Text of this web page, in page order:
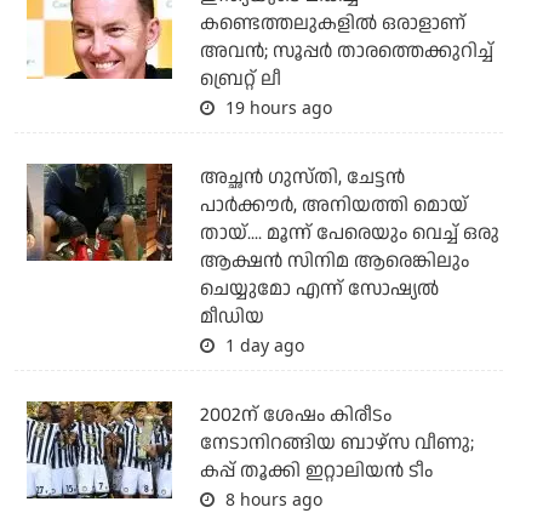
കണ്ടെത്തലുകളില്‍ ഒരാളാണ്
അവന്‍; സൂപ്പര്‍ താരത്തെക്കുറിച്ച്
ബ്രെറ്റ് ലീ
19 hours ago
അച്ഛന്‍ ഗുസ്തി, ചേട്ടന്‍
പാര്‍ക്കൗര്‍, അനിയത്തി മൊയ്
തായ്.... മൂന്ന് പേരെയും വെച്ച് ഒരു
ആക്ഷന്‍ സിനിമ ആരെങ്കിലും
ചെയ്യുമോ എന്ന് സോഷ്യല്‍
മീഡിയ
1 day ago
2002ന് ശേഷം കിരീടം
നേടാനിറങ്ങിയ ബാഴ്സ വീണു;
കപ്പ് തൂക്കി ഇറ്റാലിയൻ ടീം
8 hours ago